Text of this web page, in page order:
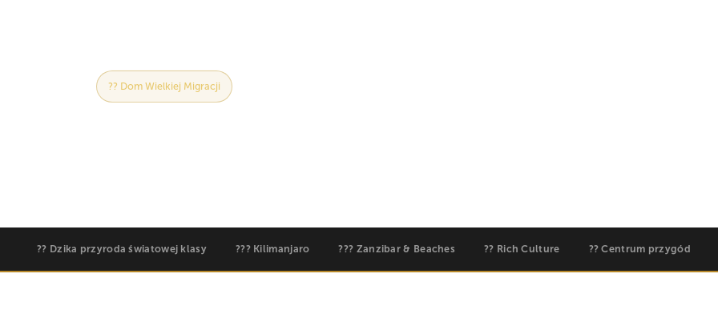
?? Dom Wielkiej Migracji
?? Dzika przyroda światowej klasy ??? Kilimanjaro ??? Zanzibar & Beaches ?? Rich Culture ?? Centrum przygód